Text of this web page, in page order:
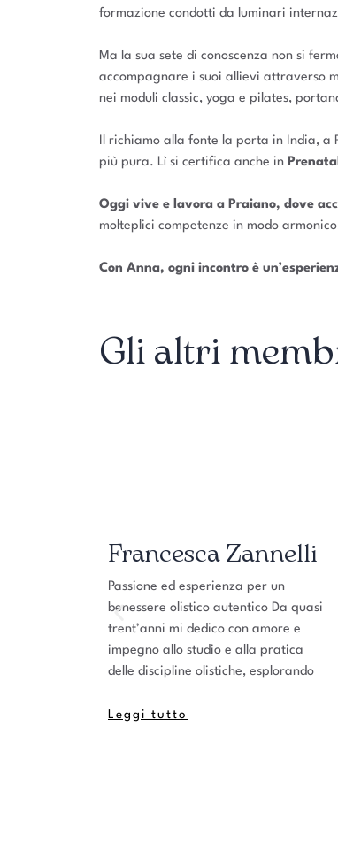
formazione condotti da luminari
Ma la sua sete di conoscenza non si
accompagnare i suoi allievi attraverso
nei moduli classic, yoga e pilates,
Il richiamo alla fonte la porta in India, a
più pura. Lì si certifica anche in
Oggi vive e lavora a Praiano, dove
molteplici competenze in modo
Con Anna, ogni incontro è
Gli altri
Francesca Zannelli
Passione ed esperienza per un
benessere olistico autentico Da quasi
trent’anni mi dedico con amore e
impegno allo studio e alla pratica
delle discipline olistiche, esplorando
Leggi tutto